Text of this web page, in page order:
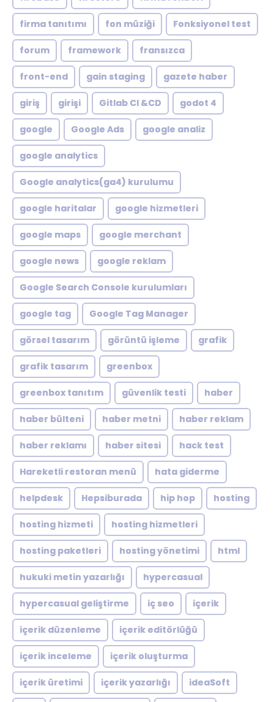
firma tanıtımı fon müziği Fonksiyonel test
forum framework fransızca
front-end gain staging gazete haber
giriş girişi Gitlab CI &CD godot 4
google Google Ads google analiz
google analytics
Google analytics(ga4) kurulumu
google haritalar google hizmetleri
google maps google merchant
google news google reklam
Google Search Console kurulumları
google tag Google Tag Manager
görsel tasarım görüntü işleme grafik
grafik tasarım greenbox
greenbox tanıtım güvenlik testi haber
haber bülteni haber metni haber reklam
haber reklamı haber sitesi hack test
Hareketli restoran menü hata giderme
helpdesk Hepsiburada hip hop hosting
hosting hizmeti hosting hizmetleri
hosting paketleri hosting yönetimi html
hukuki metin yazarlığı hypercasual
hypercasual geliştirme iç seo içerik
içerik düzenleme içerik editörlüğü
içerik inceleme içerik oluşturma
içerik üretimi içerik yazarlığı ideaSoft